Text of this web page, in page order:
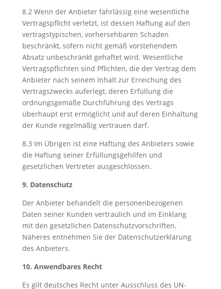
8.2 Wenn der Anbieter fahrlässig eine wesentliche
Vertragspflicht verletzt, ist dessen Haftung auf den
vertragstypischen, vorhersehbaren Schaden
beschränkt, sofern nicht gemäß vorstehendem
Absatz unbeschränkt gehaftet wird. Wesentliche
Vertragspflichten sind Pflichten, die der Vertrag dem
Anbieter nach seinem Inhalt zur Erreichung des
Vertragszwecks auferlegt, deren Erfüllung die
ordnungsgemäße Durchführung des Vertrags
überhaupt erst ermöglicht und auf deren Einhaltung
der Kunde regelmäßig vertrauen darf.
8.3 Im Übrigen ist eine Haftung des Anbieters sowie
die Haftung seiner Erfüllungsgehilfen und
gesetzlichen Vertreter ausgeschlossen.
9. Datenschutz
Der Anbieter behandelt die personenbezogenen
Daten seiner Kunden vertraulich und im Einklang
mit den gesetzlichen Datenschutzvorschriften.
Näheres entnehmen Sie der Datenschutzerklärung
des Anbieters.
10. Anwendbares Recht
Es gilt deutsches Recht unter Ausschluss des UN-